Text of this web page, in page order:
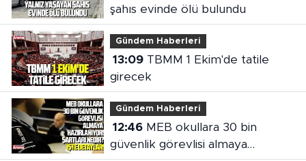
şahıs evinde ölü bulundu
Gündem Haberleri
13:09TBMM 1 Ekim'de tatile
girecek
Gündem Haberleri
12:46MEB okullara 30 bin
güvenlik görevlisi almaya